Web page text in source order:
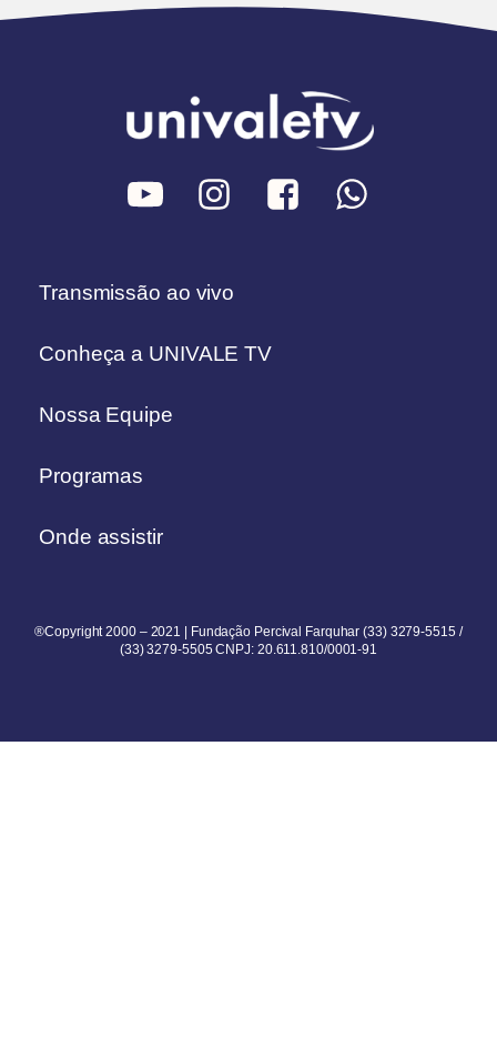
Transmissão ao vivo
Conheça a UNIVALE TV
Nossa Equipe
Programas
Onde assistir
®Copyright 2000 – 2021 | Fundação Percival Farquhar (33) 3279-5515 /
(33) 3279-5505 CNPJ: 20.611.810/0001-91